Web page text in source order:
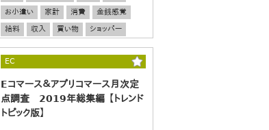
お小遣い
家計 消費
金銭感覚
給料
収入 買い物
ショッパー
決済
電子決済 若者
ワカモノ
EC
Eコマース＆アプリコマース月次定
点調査 2019年総集編 【トレンド
トピック版】